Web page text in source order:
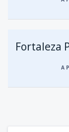
Fortaleza
A